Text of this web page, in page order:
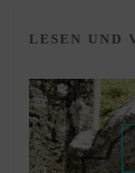
LESEN UND